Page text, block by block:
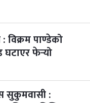
२ महिना बाँकी
विक्रम पाण्डेको
फेर्‍यो
सुकुमवासी :